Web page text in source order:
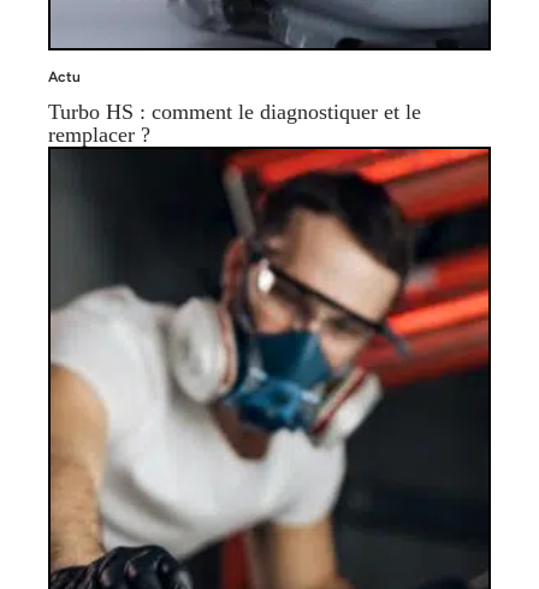
Actu
Turbo HS : comment le diagnostiquer et le
remplacer ?